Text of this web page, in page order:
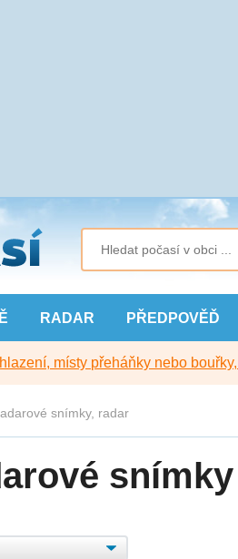
RADAR PŘEDPOVĚĎ
místy přeháňky nebo
snímky, radar
snímky